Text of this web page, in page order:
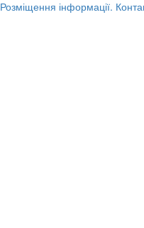
Розміщення інформації.